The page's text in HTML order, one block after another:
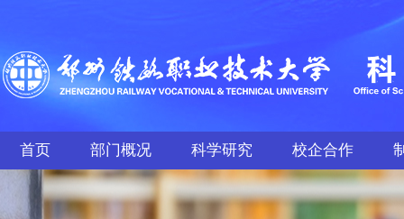
首页 部门概况 科学研究 校企合作